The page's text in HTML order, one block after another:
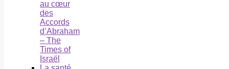
au cœur
des
Accords
d’Abraham
– The
Times of
Israël